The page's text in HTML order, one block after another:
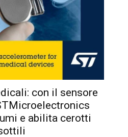
con il sensore
e abilita cerotti